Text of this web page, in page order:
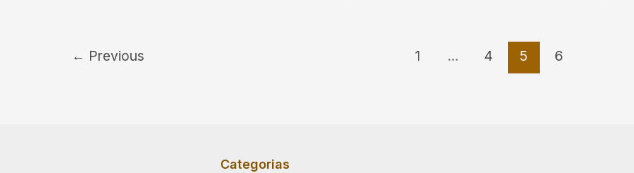
← Previous 1 … 4 5 6
Categorias